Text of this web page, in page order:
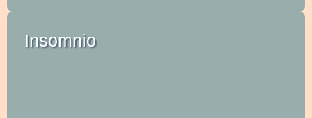
Insomnio